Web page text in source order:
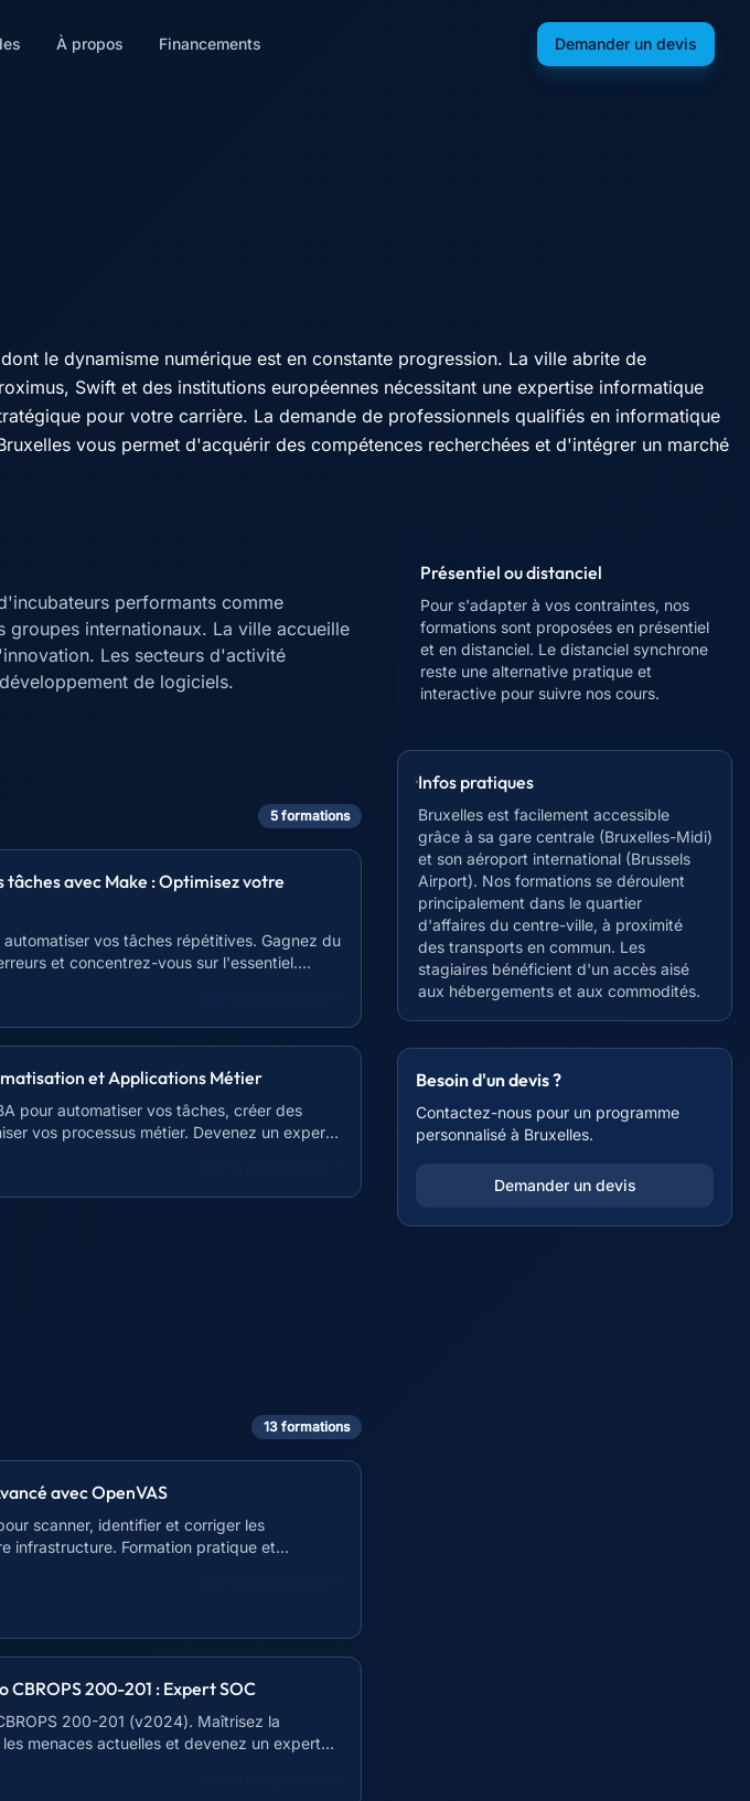
À propos Financements Demander un devis
le dynamisme numérique est en constante progression. La ville abrite de
Swift et des institutions européennes nécessitant une expertise informatique
pour votre carrière. La demande de professionnels qualifiés en informatique
vous permet d'acquérir des compétences recherchées et d'intégrer un marché
performants comme
groupes internationaux. La ville accueille
Les secteurs d'activité
de logiciels.
5 formations
avec Make : Optimisez votre
vos tâches répétitives. Gagnez du
et concentrez-vous sur l'essentiel.
et Applications Métier
pour automatiser vos tâches, créer des
vos processus métier. Devenez un expert
13 formations
avec OpenVAS
scanner, identifier et corriger les
infrastructure. Formation pratique et
CBROPS 200-201 : Expert SOC
200-201 (v2024). Maîtrisez la
menaces actuelles et devenez un expert
Présentiel ou distanciel
Pour s'adapter à vos contraintes, nos
formations sont proposées en présentiel
et en distanciel. Le distanciel synchrone
reste une alternative pratique et
interactive pour suivre nos cours.
Infos pratiques
Bruxelles est facilement accessible
grâce à sa gare centrale (Bruxelles-Midi)
et son aéroport international (Brussels
Airport). Nos formations se déroulent
principalement dans le quartier
d'affaires du centre-ville, à proximité
des transports en commun. Les
stagiaires bénéficient d'un accès aisé
aux hébergements et aux commodités.
Besoin d'un devis ?
Contactez-nous pour un programme
personnalisé à Bruxelles.
Demander un devis